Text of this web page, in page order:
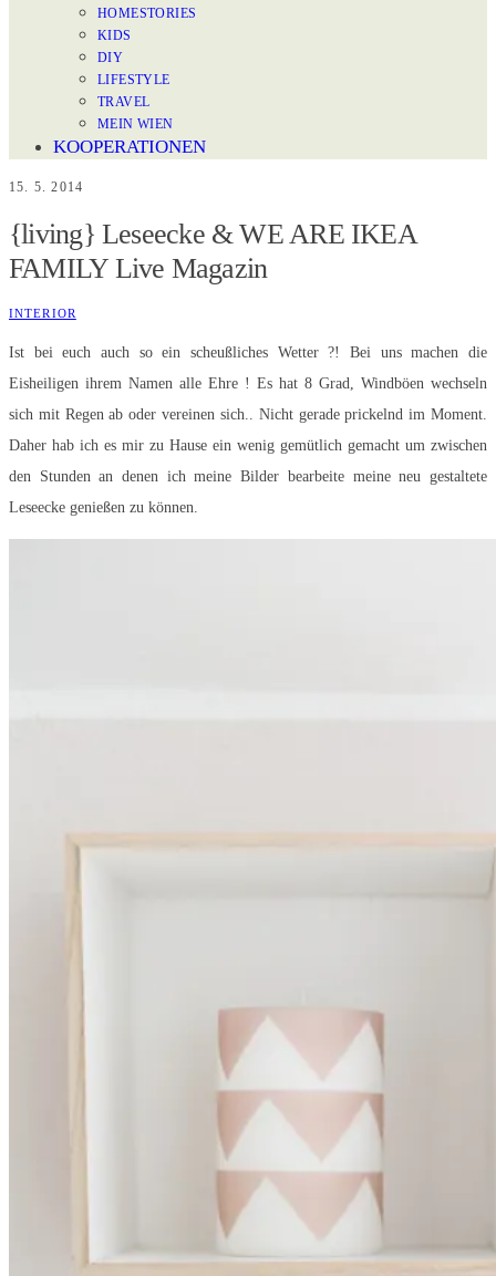
HOMESTORIES
KIDS
DIY
LIFESTYLE
TRAVEL
MEIN WIEN
KOOPERATIONEN
15. 5. 2014
{living} Leseecke & WE ARE IKEA
FAMILY Live Magazin
INTERIOR
Ist bei euch auch so ein scheußliches Wetter ?! Bei uns machen die
Eisheiligen ihrem Namen alle Ehre ! Es hat 8 Grad, Windböen wechseln
sich mit Regen ab oder vereinen sich.. Nicht gerade prickelnd im Moment.
Daher hab ich es mir zu Hause ein wenig gemütlich gemacht um zwischen
den Stunden an denen ich meine Bilder bearbeite meine neu gestaltete
Leseecke genießen zu können.